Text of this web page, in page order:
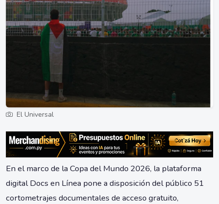
El Universal
En el marco de la Copa del Mundo 2026, la plataforma
digital Docs en Línea pone a disposición del público 51
cortometrajes documentales de acceso gratuito,